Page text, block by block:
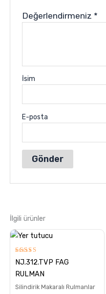
Değerlendirmeniz *
İsim
E-posta
İlgili ürünler
5
üzerinden
5.00
oy aldı
NJ.312.TVP FAG
RULMAN
Silindirik Makaralı Rulmanlar